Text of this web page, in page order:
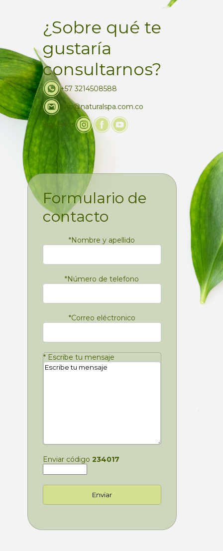
¿Sobre qué te
gustaría
consultarnos?
+57 3214508588
info@naturalspa.com.co
Siguenos
Formulario de
contacto
*Nombre y apellido
*Número de telefono
*Correo eléctronico
* Escribe tu mensaje
Enviar código 234017